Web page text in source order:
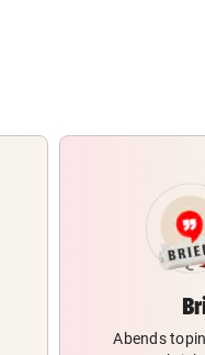
Abends